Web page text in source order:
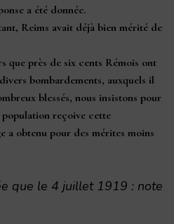
a été donnée.
Reims avait déjà bien mérité de
que près de six cents Rémois ont
bombardements, auxquels il
blessés, nous insistons pour
reçoive cette
a obtenu pour des mérites moins
que le 4 juillet 1919 : note